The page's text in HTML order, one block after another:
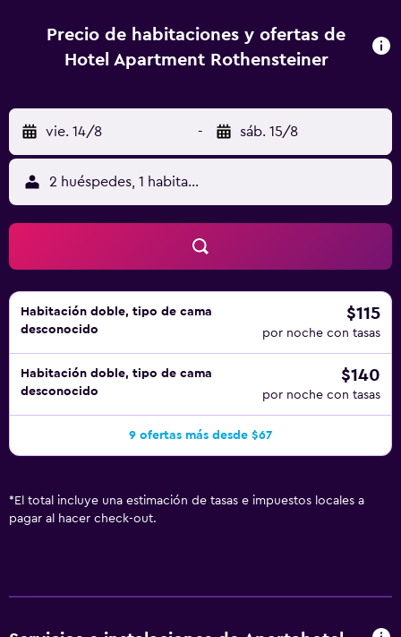
Aparthotel Rothensteiner ofrece 19 alojamientos con
cafetera y tetera y secador de pelo. Estos alojamientos
alojamientos incluyen cocina básica con frigorífico, placa
de cocina, microondas y utensilios de cocina. Este
apartotel en Viena ofrece acceso a Internet wifi gratis. Se
ofrece una televisión LCD con canales por satélite. Las
habitaciones también incluyen tabla de planchar con
plancha y artículos de higiene personal gratuitos. Se
ofrece servicio de limpieza cada semana.
Precio de habitaciones y ofertas de
Hotel Apartment Rothensteiner
vie. 14/8 - sáb. 15/8
2 huéspedes, 1 habitación
Habitación doble, tipo de cama
desconocido
$115
por noche con tasas
Habitación doble, tipo de cama
desconocido
$140
por noche con tasas
9 ofertas más desde $67
* El total incluye una estimación de tasas e impuestos locales a
pagar al hacer check-out.